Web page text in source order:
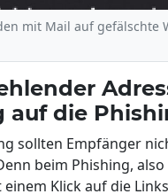
mit Mail auf gefälschte
auf die
sollten Empfänger
beim Phishing,
Klick auf die